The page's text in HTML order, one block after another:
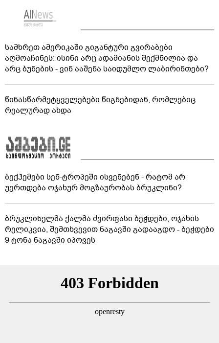
სამხრეთ ამერიკაში გიგანტური გვირაბები
აღმოაჩინეს: ისინი არც ადამიანის შექმნილია და
არც ბუნების - ვინ ააშენა საიდუმლო ლაბირინთები?
წინასწარმეტყველებები წიგნებიდან, რომლებიც
რეალურად ახდა
ბექჰემები სენ-ტროპეში ისვენებენ - რატომ არ
უერთდება ოჯახურ მოგზაურობას ბრუკლინი?
ბრუკლინელმა ქალმა ძვირფასი ბეჭდები, ოჯახის
რელიკვია, შემთხვევით ნაგავში გადააგდო - ბეჭდები
9 ტონა ნაგავში იპოვეს